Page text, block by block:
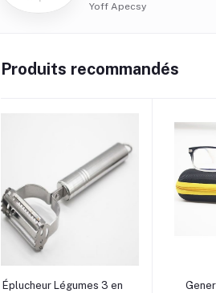
Yoff Apecsy
Produits recommandés
Ajouter au Panier
Generic Lunettes Class